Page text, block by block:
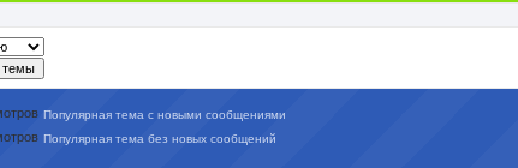
Популярная тема с новыми сообщениями
Популярная тема без новых сообщений